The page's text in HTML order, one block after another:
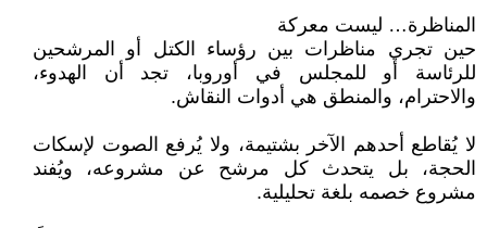
المناظرة… ليست معركة
حين تجري مناظرات بين رؤساء الكتل أو المرشحين
للرئاسة أو للمجلس في أوروبا، تجد أن الهدوء،
والاحترام، والمنطق هي أدوات النقاش.
لا يُقاطع أحدهم الآخر بشتيمة، ولا يُرفع الصوت لإسكات
الحجة، بل يتحدث كل مرشح عن مشروعه، ويُفند
مشروع خصمه بلغة تحليلية.